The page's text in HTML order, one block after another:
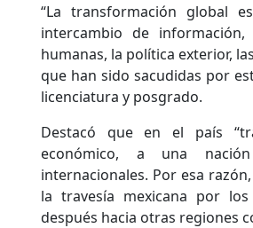
“La transformación global
intercambio de
humanas, la política exterior,
que han sido sacudidas por
licenciatura y posgrado.
Destacó que en el país
económico, a una
internacionales. Por esa
la travesía mexicana por
después hacia otras regiones